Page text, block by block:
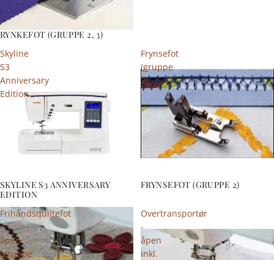
RYNKEFOT (GRUPPE 2, 3)
Skyline
S3
Anniversary
Edition
SKYLINE S3 ANNIVERSARY
EDITION
Frynsefot
(gruppe
2)
FRYNSEFOT (GRUPPE 2)
Frihåndsquiltefot
-
åpen
(gruppe
Overtransportør
-
åpen
inkl.